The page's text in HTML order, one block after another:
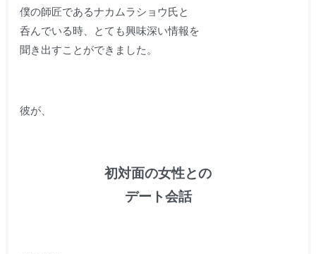
僕の師匠であるナカムラショウ氏と
呑んでいる時、とても興味深い情報を
聞き出すことができました。
彼が、
初対面の女性との
デート会話